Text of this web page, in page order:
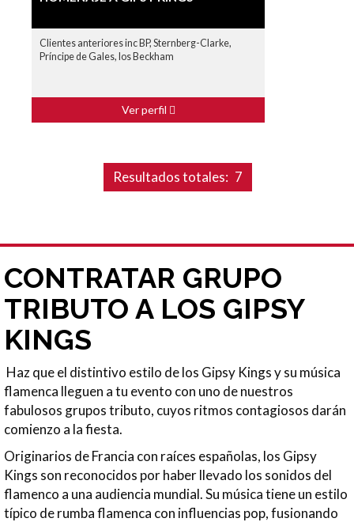
Clientes anteriores inc BP, Sternberg-Clarke,
Príncipe de Gales, los Beckham
Ver perfil
Resultados totales: 7
CONTRATAR GRUPO
TRIBUTO A LOS GIPSY
KINGS
Haz que el distintivo estilo de los Gipsy Kings y su música
flamenca lleguen a tu evento con uno de nuestros
fabulosos grupos tributo, cuyos ritmos contagiosos darán
comienzo a la fiesta.
Originarios de Francia con raíces españolas, los Gipsy
Kings son reconocidos por haber llevado los sonidos del
flamenco a una audiencia mundial. Su música tiene un estilo
típico de rumba flamenca con influencias pop, fusionando